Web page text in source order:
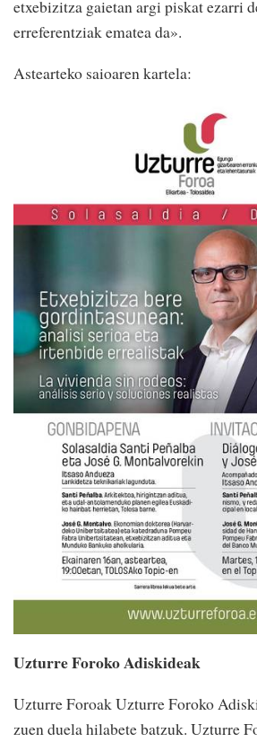
etxebizitza gaietan argi piskat ezarri
erreferentziak ematea da».
Astearteko saioaren kartela:
Uzturre Foroko Adiskideak
Uzturre Foroak Uzturre Foroko
zuen duela hilabete batzuk. Uzturre